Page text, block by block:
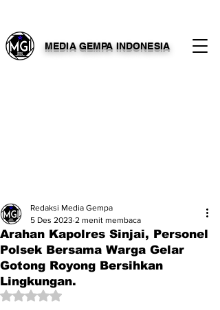
MEDIA GEMPA INDONESIA
Arahan Kapolres Sinjai, Personel
Polsek Bersama Warga Gelar
Gotong Royong Bersihkan
Lingkungan.
Redaksi Media Gempa
5 Des 2023 2 menit membaca
Dinilai NaN dari 5 bintang.